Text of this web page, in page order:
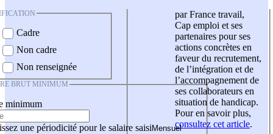
Cadre
Non cadre
Non renseignée
BRUT MINIMUM
minimum
une périodicité pour le salaire saisi
par France travail,
Cap emploi et ses
partenaires pour ses
actions concrètes en
faveur du recrutement,
de l’intégration et de
l’accompagnement de
ses collaborateurs en
situation de handicap.
Pour en savoir plus,
consultez cet article.